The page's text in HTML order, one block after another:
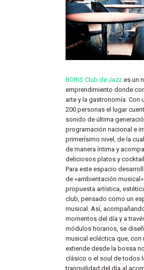
BORIS Club de Jazz es un
emprendimiento donde
arte y la gastronomía. Con
200 personas el lugar
sonido de última
programación nacional e
primerísimo nivel, de la
de manera íntima y
deliciosos platos y
Para este espacio
de «ambientación
propuesta artística,
club, pensado como un
musical. Así,
momentos del día y a
módulos horarios, se
musical ecléctica que, con
extiende desde la bossa
clásico o el soul de todos
tranquilidad del día al